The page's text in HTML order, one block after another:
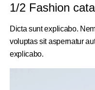
1/2 Fashion
Dicta sunt explicabo.
voluptas sit aspernatur
explicabo.